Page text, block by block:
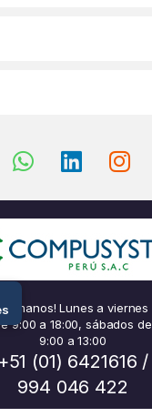
Lunes a viernes
9:00 a 18:00, sábados de
9:00 a 13:00
+51 (01) 6421616 /
994 046 422